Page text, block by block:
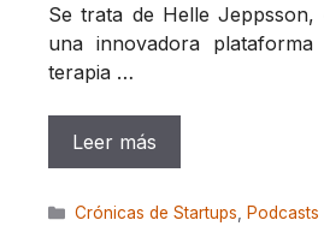
Se trata de Helle Jeppsson,
una innovadora
terapia …
Leer más
Categorías
Crónicas de Startups Podcasts